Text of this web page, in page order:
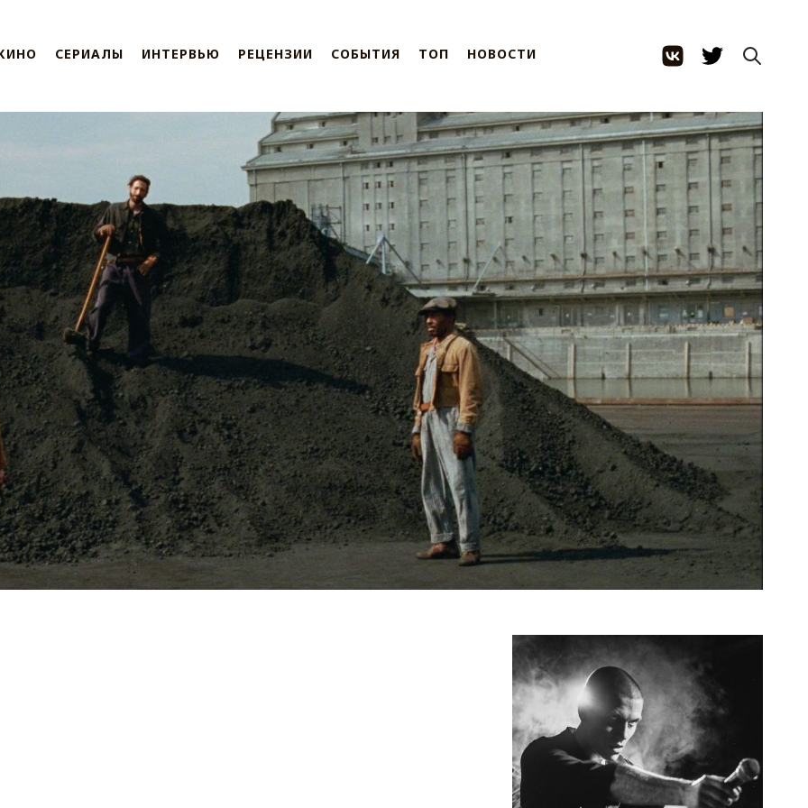
СЕРИАЛЫ ИНТЕРВЬЮ РЕЦЕНЗИИ СОБЫТИЯ ТОП НОВОСТИ